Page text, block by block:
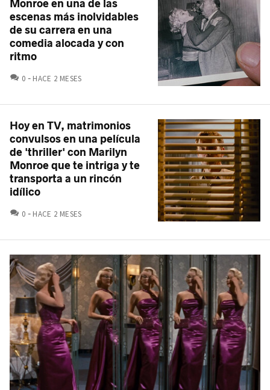
Monroe en una de las
escenas más inolvidables
de su carrera en una
comedia alocada y con
ritmo
0 COMENTARIOS
HACE 2 MESES
Hoy en TV, matrimonios
convulsos en una película
de 'thriller' con Marilyn
Monroe que te intriga y te
transporta a un rincón
idílico
0 COMENTARIOS
HACE 2 MESES